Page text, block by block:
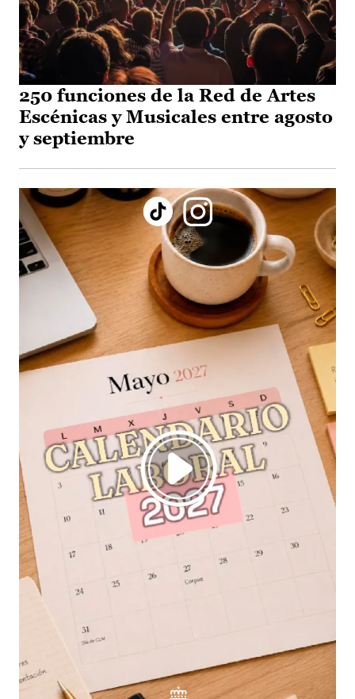
250 funciones de la Red de Artes
Escénicas y Musicales entre agosto
y septiembre